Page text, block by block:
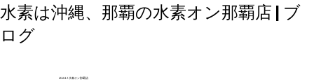
水素は沖縄、那覇の水素オン那覇店 | ブ
ログ
2024.1 水素オン那覇店